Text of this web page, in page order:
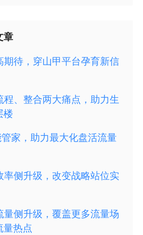
章
期待，穿山甲平台孕育新信
程、整合两大痛点，助力生
楼
家，助力最大化盘活流量
率侧升级，改变战略站位实
量侧升级，覆盖更多流量场
量热点